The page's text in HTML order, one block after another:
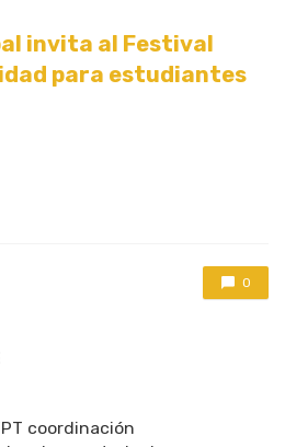
invita al Festival
para estudiantes
0
coordinación